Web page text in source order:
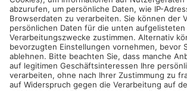
HANAU.Hanau trauert um Ex-Bürgermeister
Strecke. Wie Oberbürgermeister Claus
Strecke im Alter von 99 Jahren gestorben.
Christdemokrat zum Bürgermeister gewählt
seinem Renteneintritt 1988 im Amt. Strecke
anderem zuständig für die Entwicklung des
Krankenhauses und der Straßenbahn AG.